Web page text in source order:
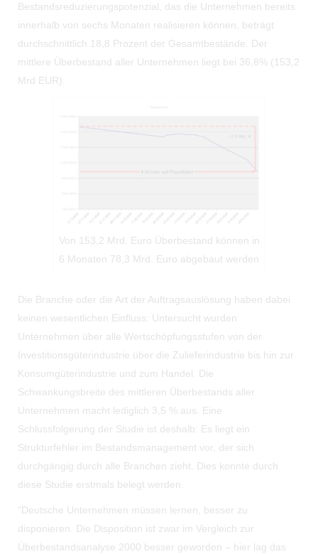
Bestandsreduzierungspotenzial, das die Unternehmen bereits
innerhalb von sechs Monaten realisieren können, beträgt
durchschnittlich 18,8 Prozent der Gesamtbestände. Der
mittlere Überbestand aller Unternehmen liegt bei 36,8% (153,2
Mrd EUR).
Von 153,2 Mrd. Euro Überbestand können in
6 Monaten 78,3 Mrd. Euro abgebaut werden
Die Branche oder die Art der Auftragsauslösung haben dabei
keinen wesentlichen Einfluss: Untersucht wurden
Unternehmen über alle Wertschöpfungsstufen von der
Investitionsgüterindustrie über die Zulieferindustrie bis hin zur
Konsumgüterindustrie und zum Handel. Die
Schwankungsbreite des mittleren Überbestands aller
Unternehmen macht lediglich 3,5 % aus. Eine
Schlussfolgerung der Studie ist deshalb: Es liegt ein
Strukturfehler im Bestandsmanagement vor, der sich
durchgängig durch alle Branchen zieht. Dies konnte durch
diese Studie erstmals belegt werden.
“Deutsche Unternehmen müssen lernen, besser zu
disponieren. Die Disposition ist zwar im Vergleich zur
Überbestandsanalyse 2000 besser geworden – hier lag das